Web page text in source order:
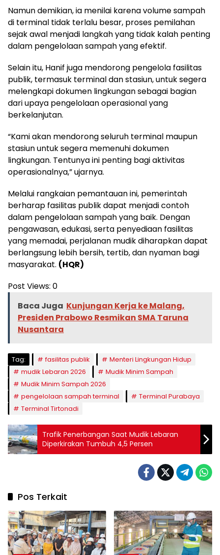
Namun demikian, ia menilai karena volume sampah
di terminal tidak terlalu besar, proses pemilahan
sejak awal menjadi langkah yang tidak kalah penting
dalam pengelolaan sampah yang efektif.
Selain itu, Hanif juga mendorong pengelola fasilitas
publik, termasuk terminal dan stasiun, untuk segera
melengkapi dokumen lingkungan sebagai bagian
dari upaya pengelolaan operasional yang
berkelanjutan.
“Kami akan mendorong seluruh terminal maupun
stasiun untuk segera memenuhi dokumen
lingkungan. Tentunya ini penting bagi aktivitas
operasionalnya,” ujarnya.
Melalui rangkaian pemantauan ini, pemerintah
berharap fasilitas publik dapat menjadi contoh
dalam pengelolaan sampah yang baik. Dengan
pengawasan, edukasi, serta penyediaan fasilitas
yang memadai, perjalanan mudik diharapkan dapat
berlangsung lebih bersih, tertib, dan nyaman bagi
masyarakat. (HQR)
Post Views: 0
Baca Juga Kunjungan Kerja ke Malang,
Presiden Prabowo Resmikan SMA Taruna
Nusantara
Tag: fasilitas publik
Menteri Lingkungan Hidup
mudik Lebaran 2026
Mudik Minim Sampah
Mudik Minim Sampah 2026
pengelolaan sampah terminal
Terminal Purabaya
Terminal Tirtonadi
Trafik Penerbangan Saat Mudik Lebaran
Diperkirakan Tumbuh 4,5 Persen
Pos Terkait